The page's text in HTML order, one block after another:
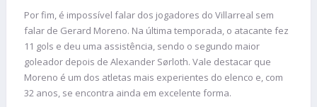
Por fim, é impossível falar dos jogadores do Villarreal sem
falar de Gerard Moreno. Na última temporada, o atacante fez
11 gols e deu uma assistência, sendo o segundo maior
goleador depois de Alexander Sørloth. Vale destacar que
Moreno é um dos atletas mais experientes do elenco e, com
32 anos, se encontra ainda em excelente forma.